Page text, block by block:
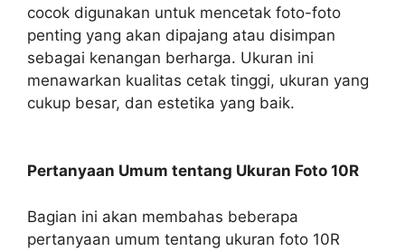
cocok digunakan untuk mencetak foto-foto
penting yang akan dipajang atau disimpan
sebagai kenangan berharga. Ukuran ini
menawarkan kualitas cetak tinggi, ukuran yang
cukup besar, dan estetika yang baik.
Pertanyaan Umum tentang Ukuran Foto 10R
Bagian ini akan membahas beberapa
pertanyaan umum tentang ukuran foto 10R